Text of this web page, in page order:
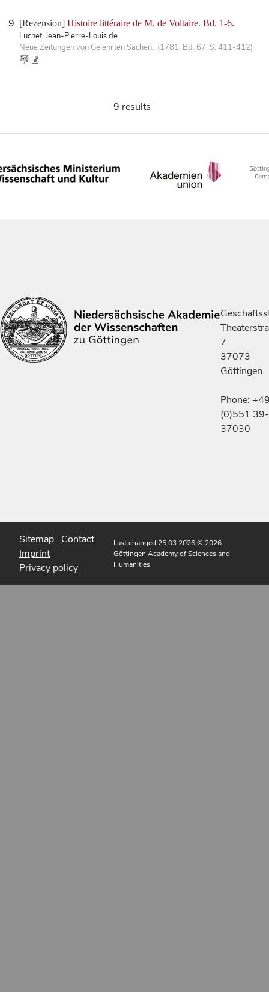
[Rezension] Histoire littéraire de M. de Voltaire. Bd. 1-6.
Luchet, Jean-Pierre-Louis de
Neue Zeitungen von Gelehrten Sachen. (1781, Bd. 67, S. 411-412)
9 results
7
37073
Göttingen
Phone:
(0)551 39-
37030
Sitemap Contact
Imprint
Privacy policy
Last changed 25.03.2026© 2026
Göttingen Academy of Sciences and
Humanities